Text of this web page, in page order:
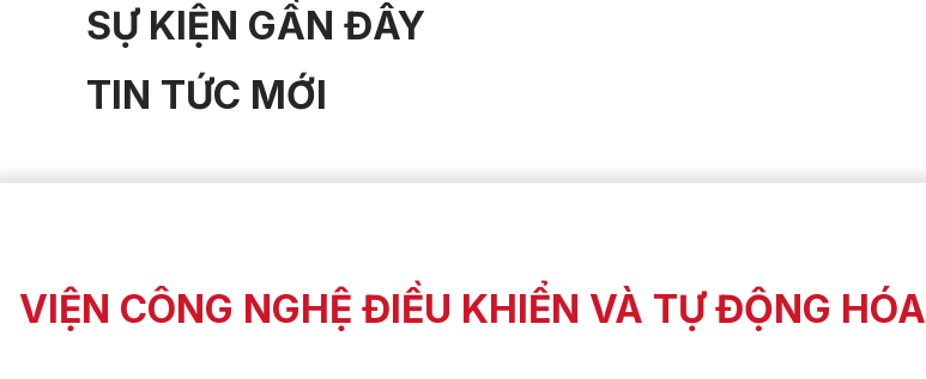
SỰ KIỆN GẦN ĐÂY
TIN TỨC MỚI
VIỆN CÔNG NGHỆ ĐIỀU KHIỂN VÀ TỰ ĐỘNG HÓA